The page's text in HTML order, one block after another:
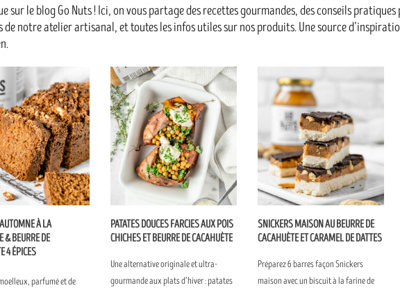
sur le blog Go Nuts ! Ici, on vous partage des recettes gourmandes, des conseils
de notre atelier artisanal, et toutes les infos utiles sur nos produits. Une source
À LA
& BEURRE DE
4 ÉPICES
parfumé et de
PATATES DOUCES FARCIES AUX POIS
CHICHES ET BEURRE DE CACAHUÈTE
Une alternative originale et ultra-
gourmande aux plats d’hiver : patates
SNICKERS MAISON AU BEURRE DE
CACAHUÈTE ET CARAMEL DE DATTES
Préparez 6 barres façon Snickers
maison avec un biscuit à la farine de